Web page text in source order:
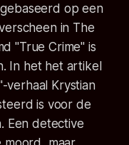
op een
in The
"True Crime" is
In het het artikel
verhaal Krystian
is voor de
Een detective